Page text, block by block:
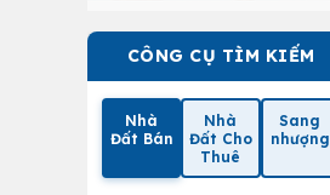
CÔNG CỤ TÌM KIẾM
Nhà
Đất Bán
Nhà
Đất Cho
Thuê
Sang
nhượng